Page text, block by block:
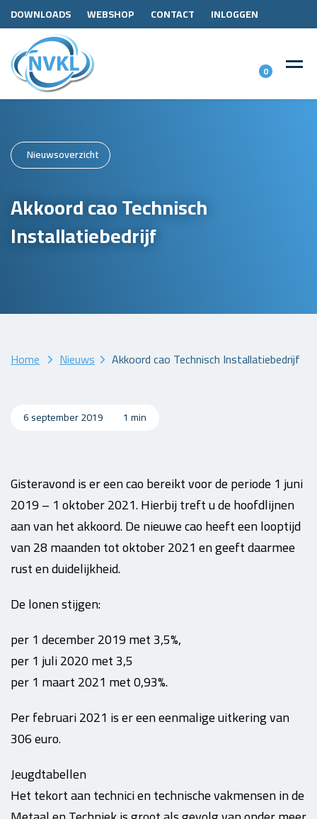
DOWNLOADS WEBSHOP CONTACT INLOGGEN
0
Nieuwsoverzicht
Akkoord cao Technisch
Installatiebedrijf
Home Nieuws Akkoord cao Technisch Installatiebedrijf
6 september 2019 1 min
Gisteravond is er een cao bereikt voor de periode 1 juni
2019 – 1 oktober 2021. Hierbij treft u de hoofdlijnen
aan van het akkoord. De nieuwe cao heeft een looptijd
van 28 maanden tot oktober 2021 en geeft daarmee
rust en duidelijkheid.
De lonen stijgen:
per 1 december 2019 met 3,5%,
per 1 juli 2020 met 3,5
per 1 maart 2021 met 0,93%.
Per februari 2021 is er een eenmalige uitkering van
306 euro.
Jeugdtabellen
Het tekort aan technici en technische vakmensen in de